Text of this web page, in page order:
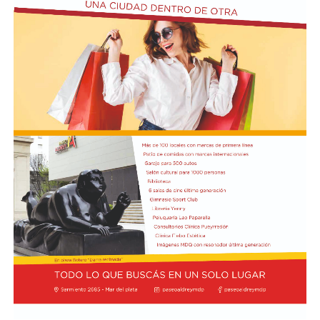
meses que cerraron con variaciones positivas.
https://twitter.com/INDECArgentina/status/
En cuanto a las divisiones, nueve de las dieciseis
presentaron subas interanuales.
Alimentos y bebidas: 6,2%.
Productos de tabaco: 0,4%.
Productos textiles: -15,9%.
Prendas de vestir, cuero y calzado: -8,4%.
Madera, papel, edición e impresión: 8,4%.
Refinación del petróleo, coque y combustible nuclear:
3,4%.
Sustancias y productos químicos: 11%.
Productos de caucho y plástico: -2,9%.
Productos minerales no metálicos: -7,2%.
Industrias metálicas básicas: 11,8%.
Productos de metal: 3,6%.